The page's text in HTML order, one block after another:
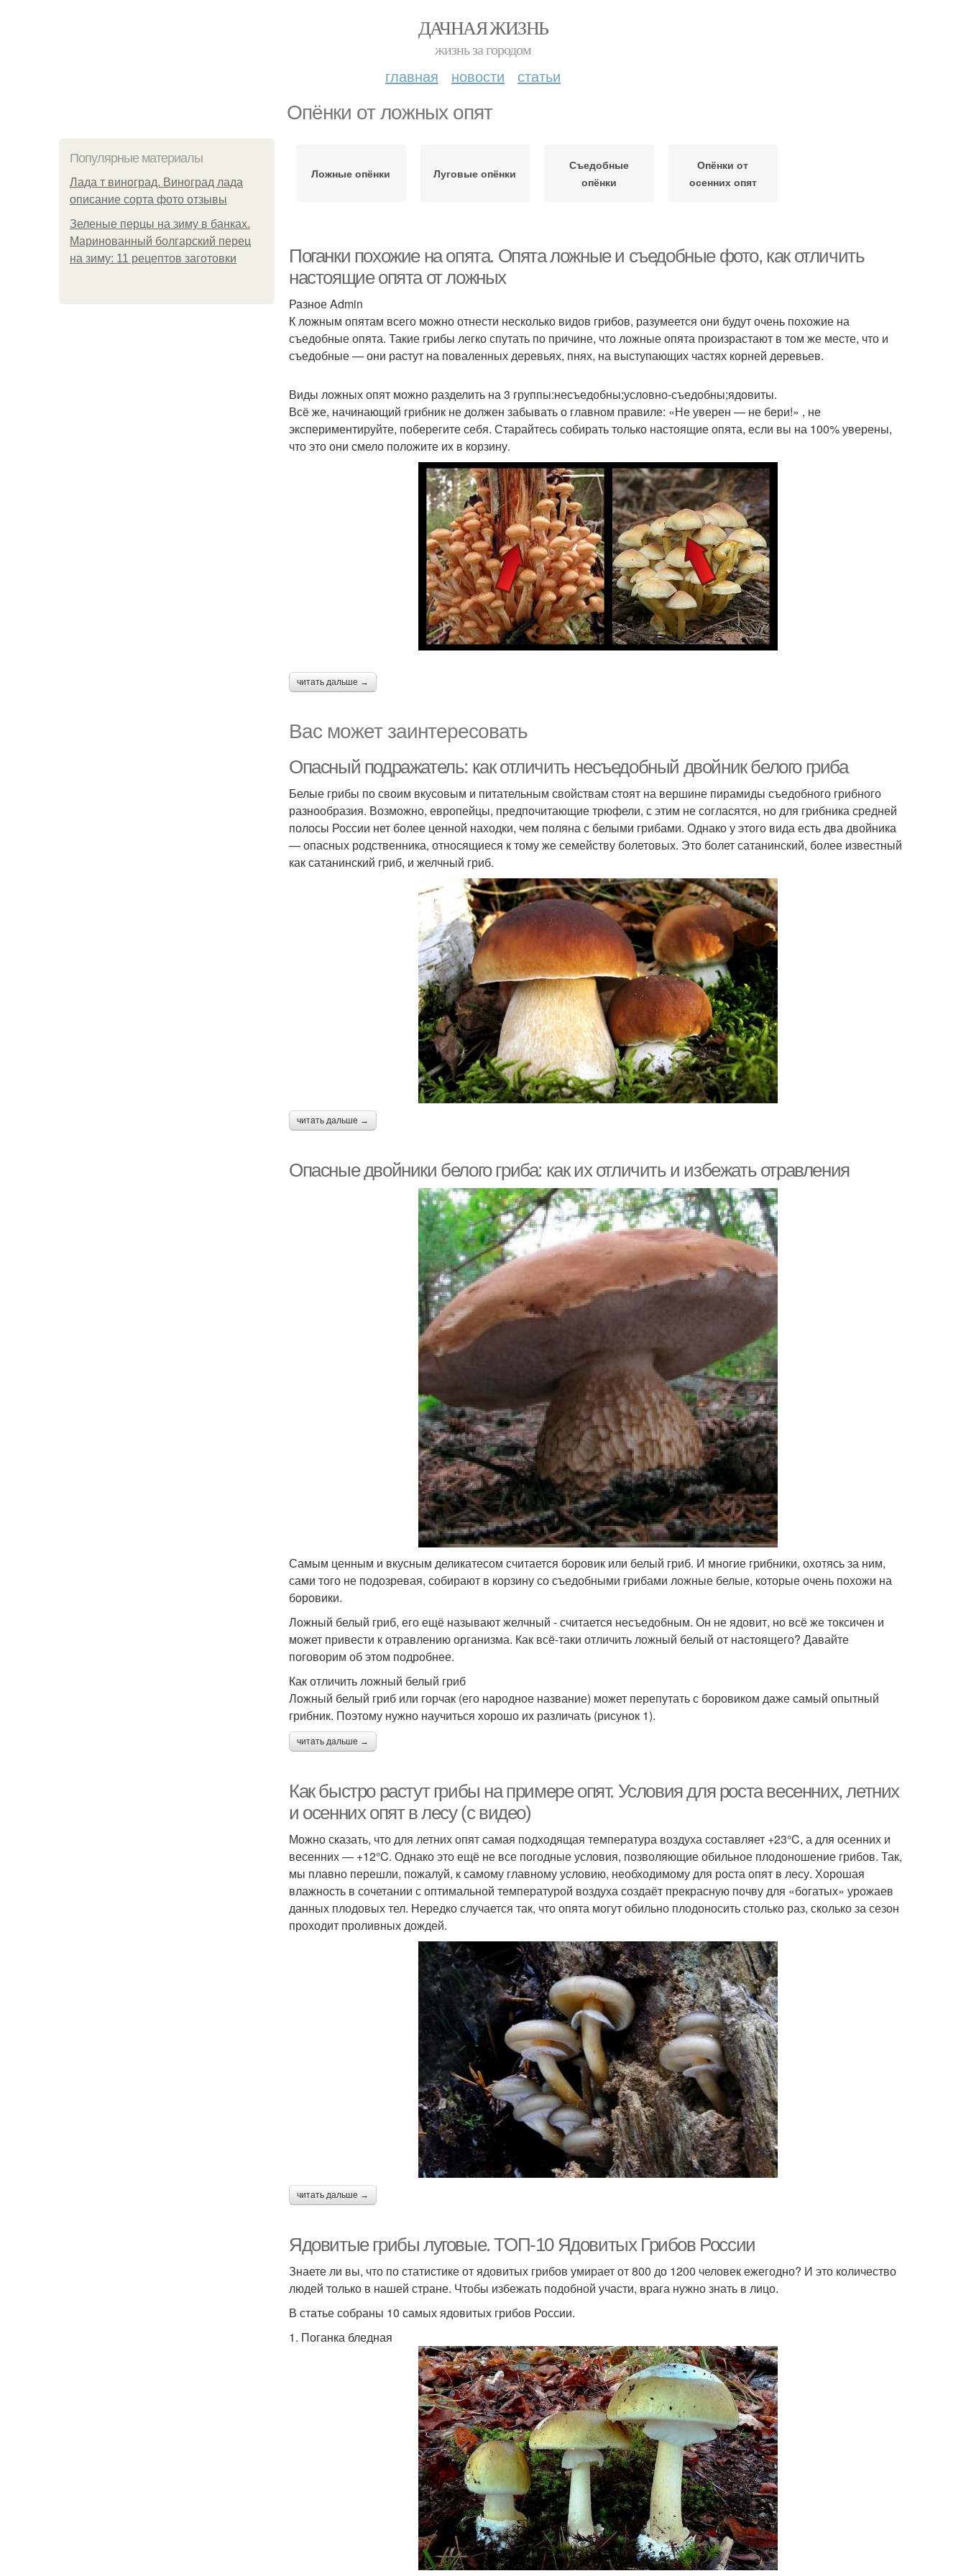
ДАЧНАЯ ЖИЗНЬ
жизнь за городом
главная новости статьи
Опёнки от ложных опят
Популярные материалы
Лада т виноград. Виноград лада
описание сорта фото отзывы
Зеленые перцы на зиму в банках.
Маринованный болгарский перец
на зиму: 11 рецептов заготовки
Ложные опёнки Луговые опёнки
Съедобные
опёнки
Опёнки от
осенних опят
Поганки похожие на опята. Опята ложные и съедобные фото, как отличить
настоящие опята от ложных
Разное Admin
К ложным опятам всего можно отнести несколько видов грибов, разумеется они будут очень похожие на
съедобные опята. Такие грибы легко спутать по причине, что ложные опята произрастают в том же месте, что и
съедобные — они растут на поваленных деревьях, пнях, на выступающих частях корней деревьев.
Виды ложных опят можно разделить на 3 группы:несъедобны;условно-съедобны;ядовиты.
Всё же, начинающий грибник не должен забывать о главном правиле: «Не уверен — не бери!» , не
экспериментируйте, поберегите себя. Старайтесь собирать только настоящие опята, если вы на 100% уверены,
что это они смело положите их в корзину.
читать дальше →
Вас может заинтересовать
Опасный подражатель: как отличить несъедобный двойник белого гриба
Белые грибы по своим вкусовым и питательным свойствам стоят на вершине пирамиды съедобного грибного
разнообразия. Возможно, европейцы, предпочитающие трюфели, с этим не согласятся, но для грибника средней
полосы России нет более ценной находки, чем поляна с белыми грибами. Однако у этого вида есть два двойника
— опасных родственника, относящиеся к тому же семейству болетовых. Это болет сатанинский, более известный
как сатанинский гриб, и желчный гриб.
читать дальше →
Опасные двойники белого гриба: как их отличить и избежать отравления
Самым ценным и вкусным деликатесом считается боровик или белый гриб. И многие грибники, охотясь за ним,
сами того не подозревая, собирают в корзину со съедобными грибами ложные белые, которые очень похожи на
боровики.
Ложный белый гриб, его ещё называют желчный - считается несъедобным. Он не ядовит, но всё же токсичен и
может привести к отравлению организма. Как всё-таки отличить ложный белый от настоящего? Давайте
поговорим об этом подробнее.
Как отличить ложный белый гриб
Ложный белый гриб или горчак (его народное название) может перепутать с боровиком даже самый опытный
грибник. Поэтому нужно научиться хорошо их различать (рисунок 1).
читать дальше →
Как быстро растут грибы на примере опят. Условия для роста весенних, летних
и осенних опят в лесу (с видео)
Можно сказать, что для летних опят самая подходящая температура воздуха составляет +23°C, а для осенних и
весенних — +12°C. Однако это ещё не все погодные условия, позволяющие обильное плодоношение грибов. Так,
мы плавно перешли, пожалуй, к самому главному условию, необходимому для роста опят в лесу. Хорошая
влажность в сочетании с оптимальной температурой воздуха создаёт прекрасную почву для «богатых» урожаев
данных плодовых тел. Нередко случается так, что опята могут обильно плодоносить столько раз, сколько за сезон
проходит проливных дождей.
читать дальше →
Ядовитые грибы луговые. ТОП-10 Ядовитых Грибов России
Знаете ли вы, что по статистике от ядовитых грибов умирает от 800 до 1200 человек ежегодно? И это количество
людей только в нашей стране. Чтобы избежать подобной участи, врага нужно знать в лицо.
В статье собраны 10 самых ядовитых грибов России.
1. Поганка бледная